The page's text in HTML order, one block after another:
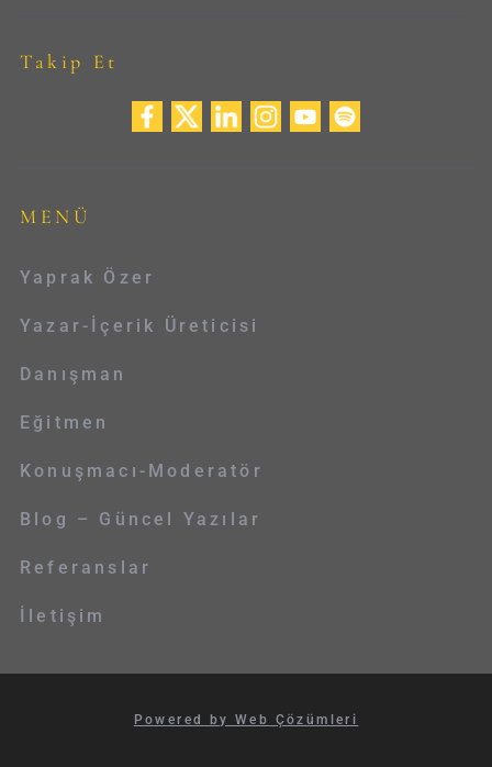
Takip Et
MENÜ
Yaprak Özer
Yazar-İçerik Üreticisi
Danışman
Eğitmen
Konuşmacı-Moderatör
Blog – Güncel Yazılar
Referanslar
İletişim
Powered by Web Çözümleri